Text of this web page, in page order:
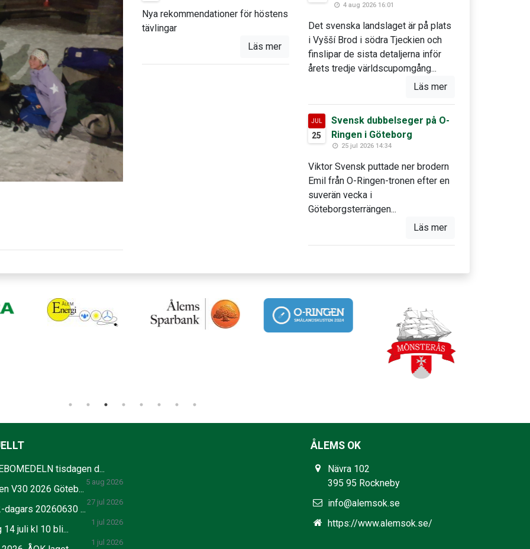
Nya rekommendationer för höstens
tävlingar
Läs mer
4 aug 2026 16:01
Det svenska landslaget är på plats
i Vyšší Brod i södra Tjeckien och
finslipar de sista detaljerna inför
årets tredje världscupomgång...
Läs mer
JUL
25
Svensk dubbelseger på O-
Ringen i Göteborg
25 jul 2026 14:34
Viktor Svensk puttade ner brodern
Emil från O-Ringen-tronen efter en
suverän vecka i
Göteborgsterrängen...
Läs mer
tisdagen d...
5 aug 2026
V30 2026 Göteb...
27 jul 2026
dagars 20260630 ...
1 jul 2026
14 juli kl 10 bli...
1 jul 2026
ÅLEMS OK
Nävra 102
395 95 Rockneby
info@alemsok.se
https://www.alemsok.se/